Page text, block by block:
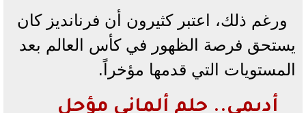
ورغم ذلك، اعتبر كثيرون أن فرنانديز كان
يستحق فرصة الظهور في كأس العالم بعد
المستويات التي قدمها مؤخراً.
أديمي.. حلم ألماني مؤجل